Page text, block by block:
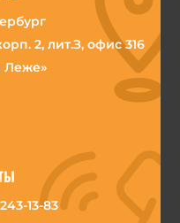
2, лит.З, офис 316
Леже»
13-83